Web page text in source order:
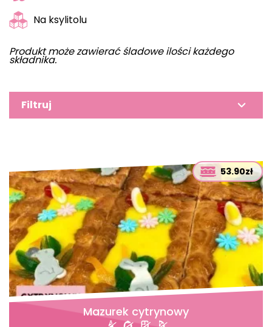
Na ksylitolu
Produkt może zawierać śladowe ilości każdego
składnika.
Filtruj
53.90zł
Mazurek cytrynowy